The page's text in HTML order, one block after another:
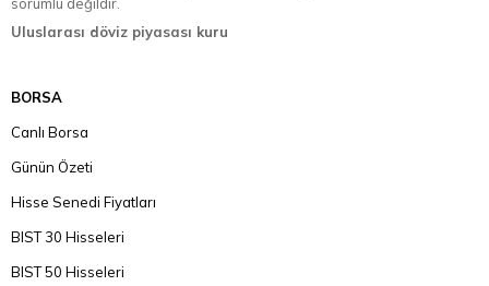
sorumlu değildir.
Uluslarası döviz piyasası kuru
BORSA
Canlı Borsa
Günün Özeti
Hisse Senedi Fiyatları
BIST 30 Hisseleri
BIST 50 Hisseleri